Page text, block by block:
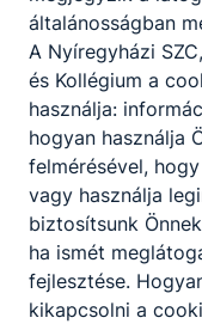
általánosságban
A Nyíregyházi
és Kollégium a
használja:
hogyan használja
felmérésével,
vagy használja
biztosítsunk
ha ismét
fejlesztése.
kikapcsolni a